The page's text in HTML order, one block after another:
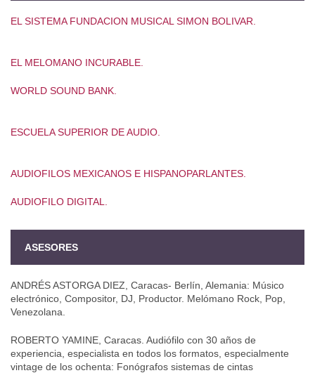
EL SISTEMA FUNDACION MUSICAL SIMON BOLIVAR.
EL MELOMANO INCURABLE.
WORLD SOUND BANK.
ESCUELA SUPERIOR DE AUDIO.
AUDIOFILOS MEXICANOS E HISPANOPARLANTES.
AUDIOFILO DIGITAL.
ASESORES
ANDRÉS ASTORGA DIEZ, Caracas- Berlín, Alemania: Músico
electrónico, Compositor, DJ, Productor. Melómano Rock, Pop,
Venezolana.
ROBERTO YAMINE, Caracas. Audiófilo con 30 años de
experiencia, especialista en todos los formatos, especialmente
vintage de los ochenta: Fonógrafos sistemas de cintas